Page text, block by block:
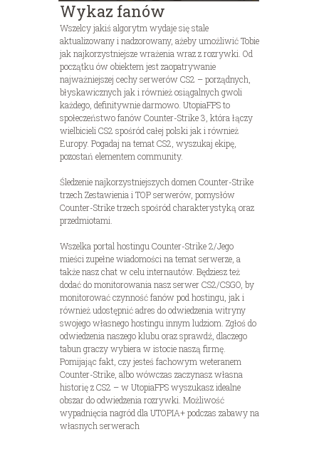
Wykaz fanów
Wszelcy jakiś algorytm wydaje się stale
aktualizowany i nadzorowany, ażeby umożliwić Tobie
jak najkorzystniejsze wrażenia wraz z rozrywki. Od
początku ów obiektem jest zaopatrywanie
najważniejszej cechy serwerów CS2 – porządnych,
błyskawicznych jak i również osiągalnych gwoli
każdego, definitywnie darmowo. UtopiaFPS to
społeczeństwo fanów Counter-Strike 3, która łączy
wielbicieli CS2 spośród całej polski jak i również
Europy. Pogadaj na temat CS2, wyszukaj ekipę,
pozostań elementem community.
Śledzenie najkorzystniejszych domen Counter-Strike
trzech Zestawienia i TOP serwerów, pomysłów
Counter-Strike trzech spośród charakterystyką oraz
przedmiotami.
Wszelka portal hostingu Counter-Strike 2/Jego
mieści zupełne wiadomości na temat serwerze, a
także nasz chat w celu internautów. Będziesz też
dodać do monitorowania nasz serwer CS2/CSGO, by
monitorować czynność fanów pod hostingu, jak i
również udostępnić adres do odwiedzenia witryny
swojego własnego hostingu innym ludziom. Zgłoś do
odwiedzenia naszego klubu oraz sprawdź, dlaczego
tabun graczy wybiera w istocie naszą firmę.
Pomijając fakt, czy jesteś fachowym weteranem
Counter-Strike, albo wówczas zaczynasz własna
historię z CS2 – w UtopiaFPS wyszukasz idealne
obszar do odwiedzenia rozrywki. Możliwość
wypadnięcia nagród dla UTOPIA+ podczas zabawy na
własnych serwerach